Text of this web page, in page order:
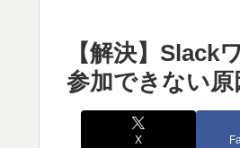
【解決】Slack
参加できない原
X